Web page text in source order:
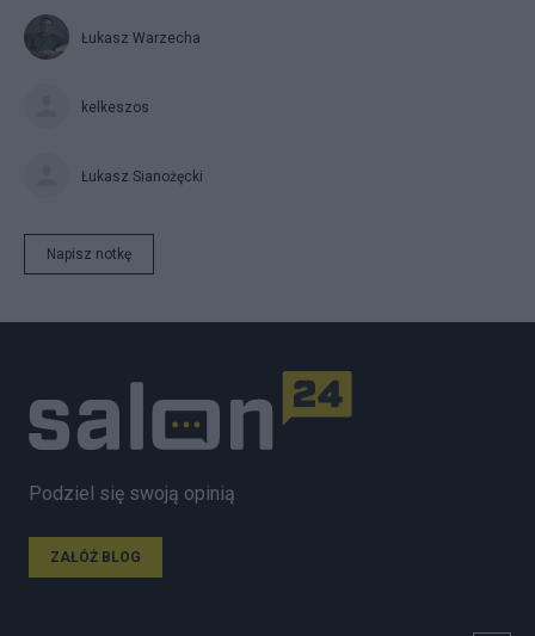
Łukasz Warzecha
kelkeszos
Łukasz Sianożęcki
Napisz notkę
Podziel się swoją opinią
ZAŁÓŻ BLOG